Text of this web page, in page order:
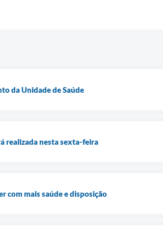
da Unidade de Saúde
realizada nesta sexta-feira
com mais saúde e disposição